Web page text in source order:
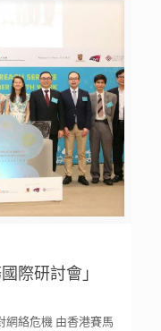
際研討會」
網絡危機 由香港賽馬